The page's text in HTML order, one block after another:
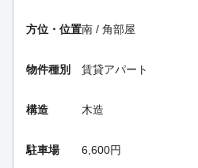
方位・位置南 / 角部屋
物件種別 賃貸アパート
構造 木造
駐車場 6,600円